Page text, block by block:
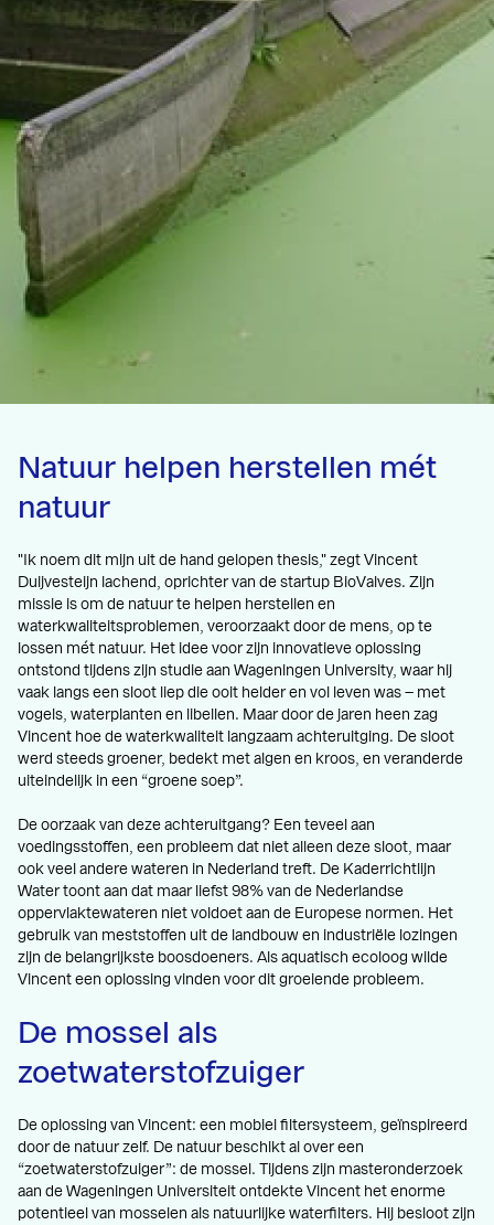
Natuur helpen herstellen mét
natuur
"Ik noem dit mijn uit de hand gelopen thesis," zegt Vincent
Duijvesteijn lachend, oprichter van de startup BioValves. Zijn
missie is om de natuur te helpen herstellen en
waterkwaliteitsproblemen, veroorzaakt door de mens, op te
lossen mét natuur. Het idee voor zijn innovatieve oplossing
ontstond tijdens zijn studie aan Wageningen University, waar hij
vaak langs een sloot liep die ooit helder en vol leven was – met
vogels, waterplanten en libellen. Maar door de jaren heen zag
Vincent hoe de waterkwaliteit langzaam achteruitging. De sloot
werd steeds groener, bedekt met algen en kroos, en veranderde
uiteindelijk in een “groene soep”.
De oorzaak van deze achteruitgang? Een teveel aan
voedingsstoffen, een probleem dat niet alleen deze sloot, maar
ook veel andere wateren in Nederland treft. De Kaderrichtlijn
Water toont aan dat maar liefst 98% van de Nederlandse
oppervlaktewateren niet voldoet aan de Europese normen. Het
gebruik van meststoffen uit de landbouw en industriële lozingen
zijn de belangrijkste boosdoeners. Als aquatisch ecoloog wilde
Vincent een oplossing vinden voor dit groeiende probleem.
De mossel als
zoetwaterstofzuiger
De oplossing van Vincent: een mobiel filtersysteem, geïnspireerd
door de natuur zelf. De natuur beschikt al over een
“zoetwaterstofzuiger”: de mossel. Tijdens zijn masteronderzoek
aan de Wageningen Universiteit ontdekte Vincent het enorme
potentieel van mosselen als natuurlijke waterfilters. Hij besloot zijn